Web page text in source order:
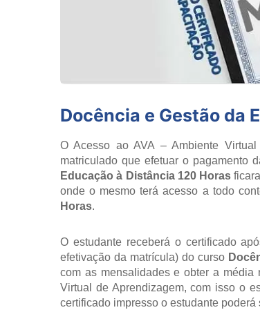
Docência e Gestão da
O Acesso ao AVA – Ambiente
matriculado que efetuar o pagamento
Educação à Distância 120 Horas
onde o mesmo terá acesso a todo
Horas.
O estudante receberá o certificado
efetivação da matrícula) do curso
com as mensalidades e obter a média
Virtual de Aprendizagem, com isso o
certificado impresso o estudante